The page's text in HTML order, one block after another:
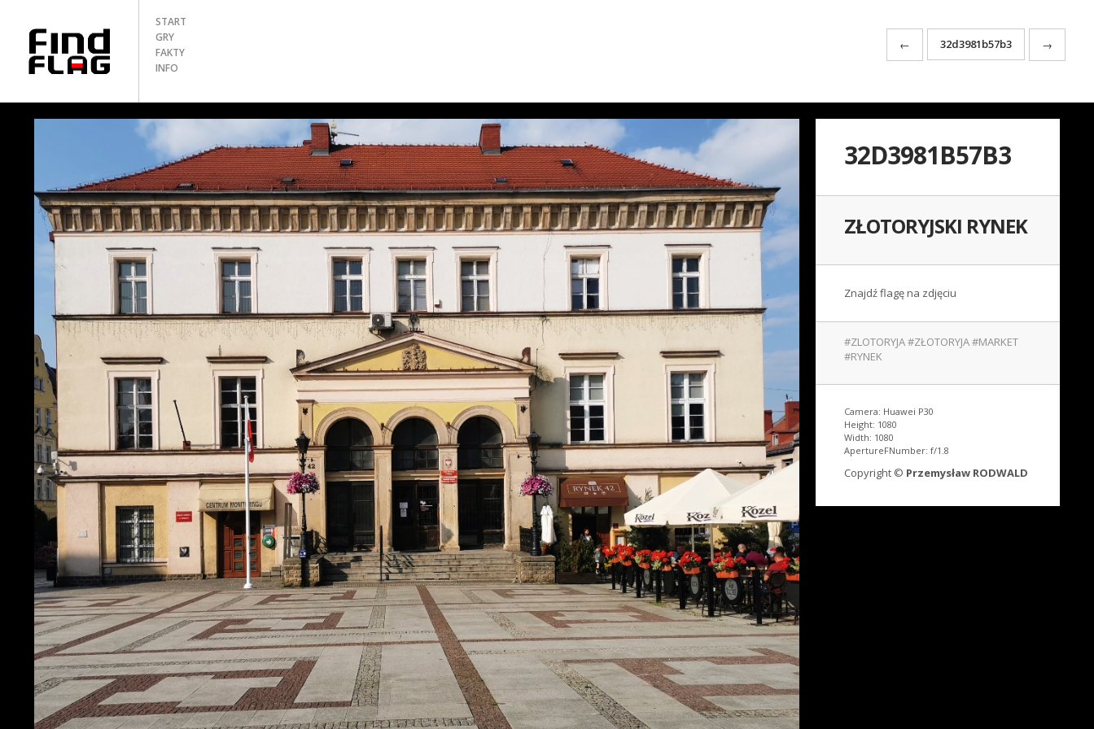
START
GRY
FAKTY
INFO
← 32d3981b57b3 →
32D3981B57B3
ZŁOTORYJSKI RYNEK
Znajdź flagę na zdjęciu
#ZLOTORYJA #ZŁOTORYJA #MARKET
#RYNEK
Camera: Huawei P30
Height: 1080
Width: 1080
ApertureFNumber: f/1.8
Copyright © Przemysław RODWALD